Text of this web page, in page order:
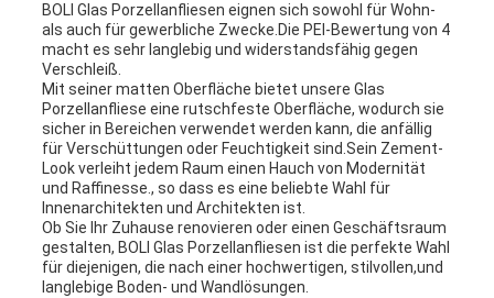
BOLI Glas Porzellanfliesen eignen sich sowohl für Wohn-
als auch für gewerbliche Zwecke.Die PEI-Bewertung von 4
macht es sehr langlebig und widerstandsfähig gegen
Verschleiß.
Mit seiner matten Oberfläche bietet unsere Glas
Porzellanfliese eine rutschfeste Oberfläche, wodurch sie
sicher in Bereichen verwendet werden kann, die anfällig
für Verschüttungen oder Feuchtigkeit sind.Sein Zement-
Look verleiht jedem Raum einen Hauch von Modernität
und Raffinesse., so dass es eine beliebte Wahl für
Innenarchitekten und Architekten ist.
Ob Sie Ihr Zuhause renovieren oder einen Geschäftsraum
gestalten, BOLI Glas Porzellanfliesen ist die perfekte Wahl
für diejenigen, die nach einer hochwertigen, stilvollen,und
langlebige Boden- und Wandlösungen.